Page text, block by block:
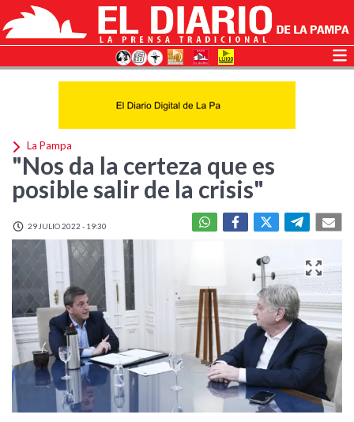
La Pampa
"Nos da la certeza que es
posible salir de la crisis"
29 JULIO 2022 - 19:30